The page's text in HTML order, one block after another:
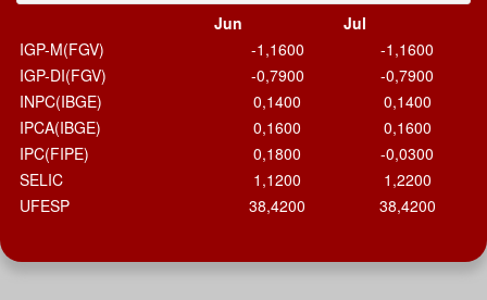
Jun
Jul
IGP-M(FGV)
-1,1600
-1,1600
IGP-DI(FGV)
-0,7900
-0,7900
INPC(IBGE)
0,1400
0,1400
IPCA(IBGE)
0,1600
0,1600
IPC(FIPE)
0,1800
-0,0300
SELIC
1,1200
1,2200
UFESP
38,4200 38,4200